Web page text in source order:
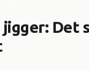
jigger: Det